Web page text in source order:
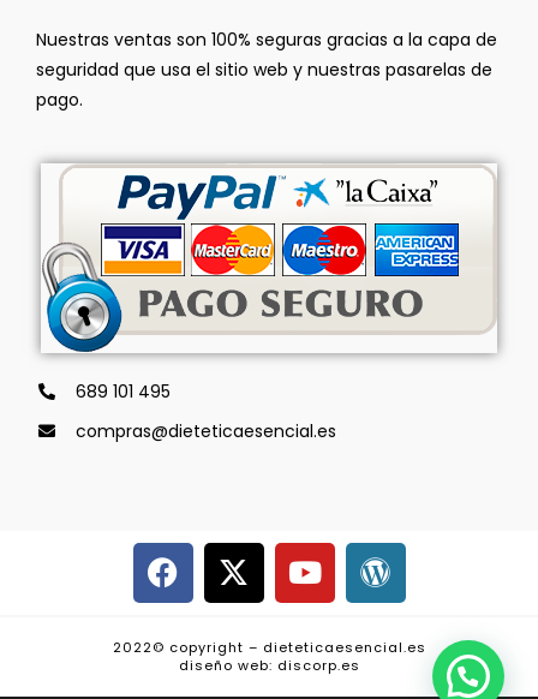
Nuestras ventas son 100% seguras gracias a la capa de
seguridad que usa el sitio web y nuestras pasarelas de
pago.
689 101 495
compras@dieteticaesencial.es
2022© copyright – dieteticaesencial.es
diseño web: discorp.es